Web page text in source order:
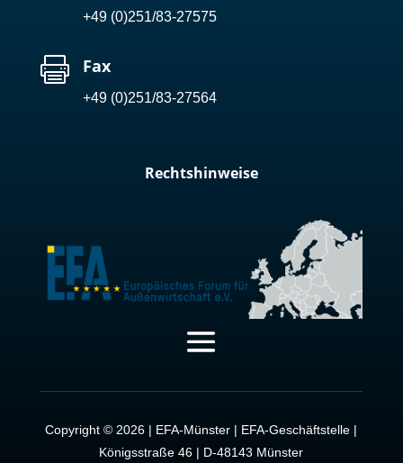
+49 (0)251/83-27575
 Fax
+49 (0)251/83-27564
Rechtshinweise
Copyright © 2026 | EFA-Münster | EFA-Geschäftstelle |
Königsstraße 46 | D-48143 Münster